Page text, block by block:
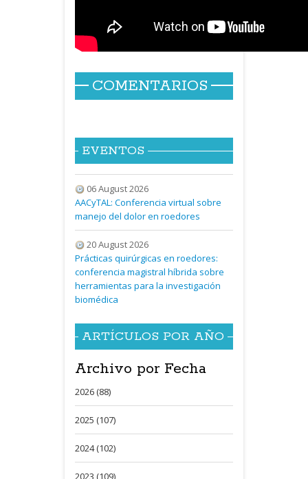
COMENTARIOS
EVENTOS
06 August 2026
AACyTAL: Conferencia virtual sobre
manejo del dolor en roedores
20 August 2026
Prácticas quirúrgicas en roedores:
conferencia magistral híbrida sobre
herramientas para la investigación
biomédica
ARTÍCULOS POR AÑO
Archivo por Fecha
2026 (88)
2025 (107)
2024 (102)
2023 (109)